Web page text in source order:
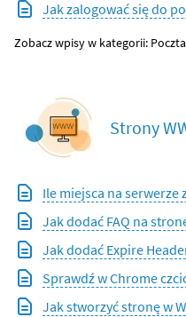
Jak zalogować się do
Zobacz wpisy w kategorii:
Strony
Ile miejsca na serwerze
Jak dodać FAQ na
Jak dodać Expire
Sprawdź w Chrome
Jak stworzyć stronę w